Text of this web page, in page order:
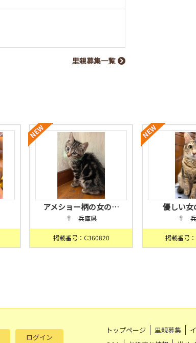
里親募集一覧
アメショー柄の女の…
♀ 兵庫県
掲載番号：C360820
優しい
♀ 兵
掲載番号
ログイン
トップページ 里親募集